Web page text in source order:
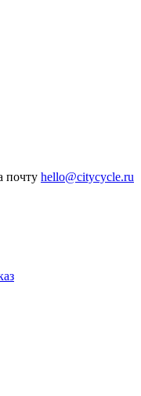
почту hello@citycycle.ru